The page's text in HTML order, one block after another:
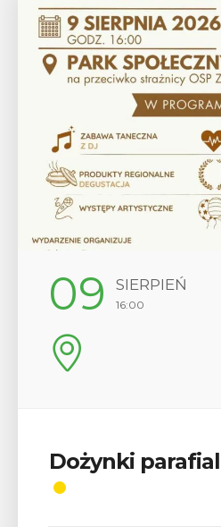
09 SIERPIEŃ
16:00
Dożynki